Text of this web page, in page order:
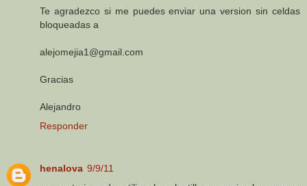
Te agradezco si me puedes enviar una version sin celdas
bloqueadas a
alejomejia1@gmail.com
Gracias
Alejandro
Responder
henalova 9/9/11